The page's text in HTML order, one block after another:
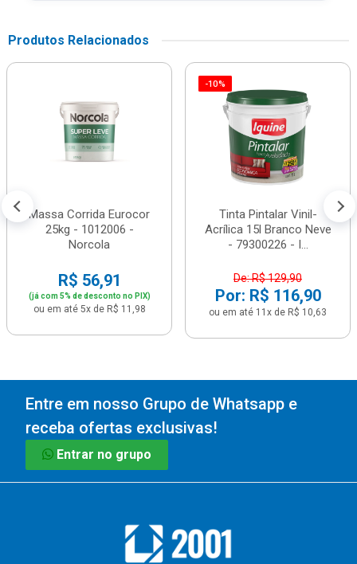
Produtos Relacionados
Massa Corrida Eurocor
25kg - 1012006 -
Norcola
R$ 56,91
(já com 5% de desconto no PIX)
ou em até 5x de R$ 11,98
-10%
Tinta Pintalar Vinil-
Acrílica 15l Branco Neve
- 79300226 - I...
De: R$ 129,90
Por: R$ 116,90
ou em até 11x de R$ 10,63
Entre em nosso Grupo de Whatsapp e
receba ofertas exclusivas!
Entrar no grupo